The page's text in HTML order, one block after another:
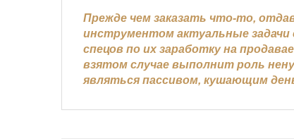
Прежде чем заказать что-то,
инструментом актуальные задачи
спецов по их заработку на
взятом случае выполнит роль
являться пассивом, кушающим